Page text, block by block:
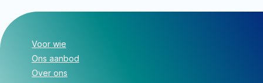
Voor wie
Ons aanbod
Over ons